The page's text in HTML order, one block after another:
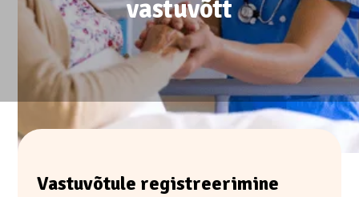
vastuvõtt
Vastuvõtule registreerimine